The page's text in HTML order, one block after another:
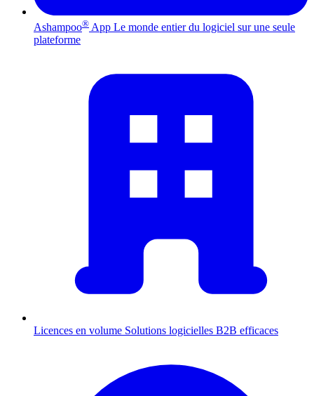
Ashampoo® App Le monde entier du logiciel sur une seule
plateforme
Licences en volume Solutions logicielles B2B efficaces